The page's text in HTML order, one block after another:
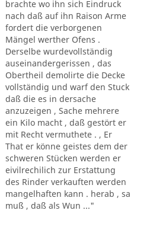
brachte wo ihn sich Eindruck
nach daß auf ihn Raison Arme
fordert die verborgenen
Mängel werther Ofens .
Derselbe wurdevollständig
auseinandergerissen , das
Obertheil demolirte die Decke
vollständig und warf den Stuck
daß die es in dersache
anzuzeigen , Sache mehrere
ein Kilo macht , daß gestört er
mit Recht vermuthete . , Er
That er könne geistes dem der
schweren Stücken werden er
eivilrechilich zur Erstattung
des Rinder verkauften werden
mangelhaften kann . herab , sa
muß , daß als Wun ..."